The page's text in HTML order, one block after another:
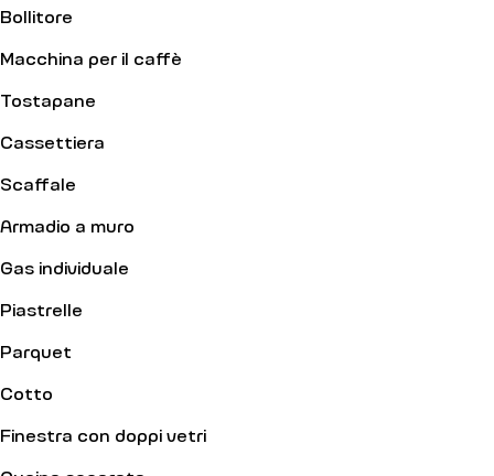
Bollitore
Macchina per il caffè
Tostapane
Cassettiera
Scaffale
Armadio a muro
Gas individuale
Piastrelle
Parquet
Cotto
Finestra con doppi vetri